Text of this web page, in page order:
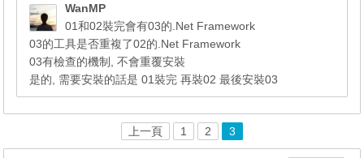
WanMP
01和02裝完會有03的.Net Framework
03的工具是否重複了02的.Net Framework
03有檢查的機制, 不會重覆安裝
是的, 需要安裝的話是 01裝完 再裝02 最後安裝03
上一頁 1 2 3